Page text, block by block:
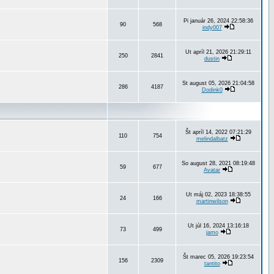
90 568
Pi január 26, 2024 22:58:36
indy007
250 2841
Ut apríl 21, 2026 21:29:11
dustin
286 4187
St august 05, 2026 21:04:58
Dodink0
110 754
Št apríl 14, 2022 07:21:29
melindalbatz
59 677
So august 28, 2021 08:19:48
Avatar
24 166
Ut máj 02, 2023 18:38:55
martinwilson
73 499
Ut júl 16, 2024 13:16:18
jamo
156 2309
Št marec 05, 2026 19:23:54
tantito